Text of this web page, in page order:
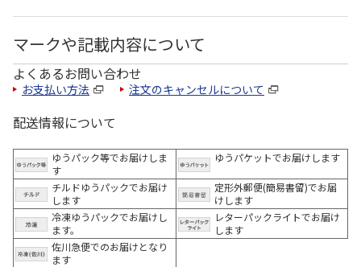
マークや記載内容について
よくあるお問い合わせ
お支払い方法 注文のキャンセルについて
配送情報について
ゆうパック等でお届けしま
す
ゆうパケットでお届けします
チルドゆうパックでお届け
します
定形外郵便(簡易書留)でお届
けします
冷凍ゆうパックでお届けし
ます。
レターパックライトでお届け
します
佐川急便でのお届けとなり
ます